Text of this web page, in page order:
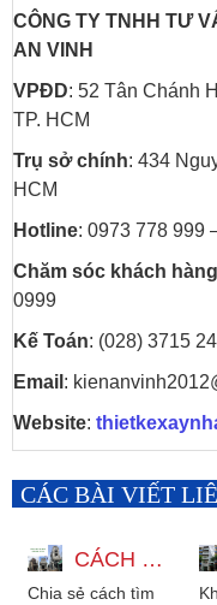
CÔNG TY TNHH TƯ
AN VINH
VPĐD: 52 Tân Chánh
TP. HCM
Trụ sở chính: 434
HCM
Hotline: 0973 778 999
Chăm sóc khách hàng
0999
Kế Toán: (028) 3715
Email :
Website:
CÁC BÀI VIẾT
CÁCH CHỌN CÔNG TY XÂY DỰNG NHÀ ĐẸP UY TÍN TẠI TPHCM
Chia sẻ cách tìm